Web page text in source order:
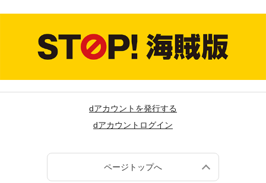
dアカウントを発行する
dアカウントログイン
ページトップへ